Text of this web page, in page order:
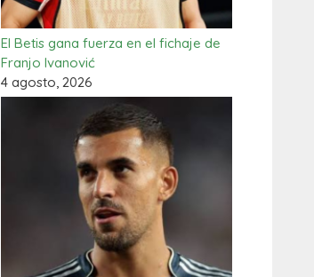
El Betis gana fuerza en el fichaje de
Franjo Ivanović
4 agosto, 2026